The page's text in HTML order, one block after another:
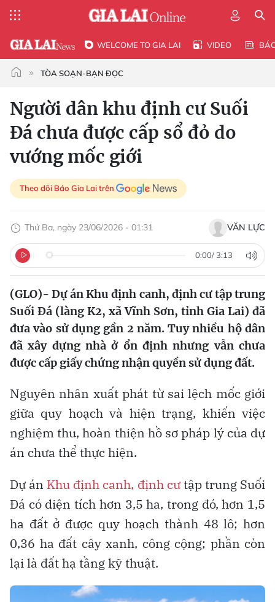
WELCOME TO GIA LAI VIDEO
TÒA SOẠN-BẠN ĐỌC
Người dân khu định cư Suối
Ðá chưa được cấp sổ đỏ do
vướng mốc giới
Theo dõi Báo Gia Lai trên
Thứ Ba, ngày 23/06/2026 - 01:31 VĂN LỰC
0:00/ 3:13
(GLO)- Dự án Khu định canh, định cư tập trung
Suối Ðá (làng K2, xã Vĩnh Sơn, tỉnh Gia Lai) đã
đưa vào sử dụng gần 2 năm. Tuy nhiều hộ dân
đã xây dựng nhà ở ổn định nhưng vẫn chưa
được cấp giấy chứng nhận quyền sử dụng đất.
Nguyên nhân xuất phát từ sai lệch mốc giới
giữa quy hoạch và hiện trạng, khiến việc
nghiệm thu, hoàn thiện hồ sơ pháp lý của dự
án chưa thể thực hiện.
Dự án Khu định canh, định cưtập trung Suối
Đá có diện tích hơn 3,5 ha, trong đó, hơn 1,5
ha đất ở được quy hoạch thành 48 lô; hơn
0,36 ha đất cây xanh, công cộng; phần còn
lại là đất hạ tầng kỹ thuật.